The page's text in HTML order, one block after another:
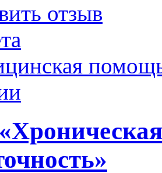
отзыв